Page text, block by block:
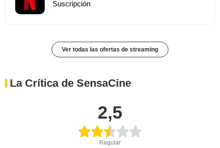
Suscripción
Ver todas las ofertas de streaming
La Crítica de SensaCine
2,5
Regular